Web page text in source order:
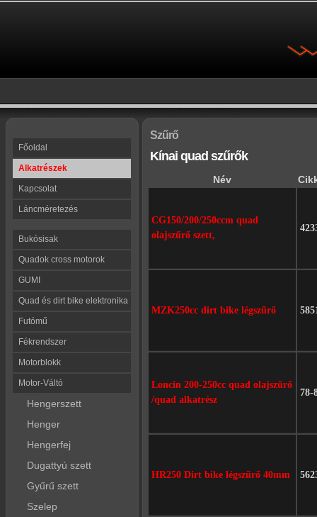
Főoldal
Alkatrészek
Kapcsolat
Láncméretezés
Bukósisak
Quadok cross motorok
GUMI
Quad és dirt bike elektronika
Futómű
Fékrendszer
Motorblokk
Motor-Váltó
Hengerszett
Henger
Hengerfej
Dugattyú szett
Gyűrű szett
Szelep
Szűrő
Kínai quad szűrők
Név
CG150/200/250ccm quad
olajszűrő szett,
MZK250cc dirt bike légszűrő
Loncin 200-250cc quad olajszűrő
/quad alkatrész
78-
HR250 Dirt bike légszűrő 40mm